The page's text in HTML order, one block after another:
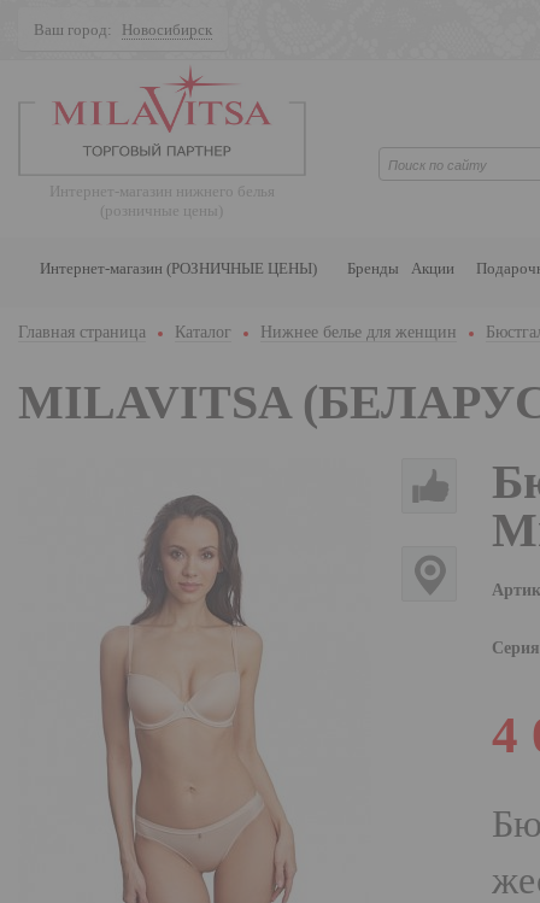
Ваш город: Новосибирск
Интернет-магазин нижнего белья
(розничные цены)
Интернет-магазин (РОЗНИЧНЫЕ ЦЕНЫ) Бренды Акции
Главная страница Каталог Нижнее белье для женщин
MILAVITSA
4